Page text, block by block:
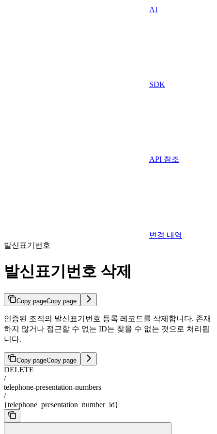
AI
SDK
API 참조
변경 내역
발신표기번호
발신표기번호 삭제
Copy pageCopy page
인증된 조직의 발신표기번호 등록 레코드를 삭제합니다. 존재
하지 않거나 접근할 수 없는 ID는 찾을 수 없는 것으로 처리됩
니다.
Copy pageCopy page
DELETE
/
telephone-presentation-numbers
/
{telephone_presentation_number_id}